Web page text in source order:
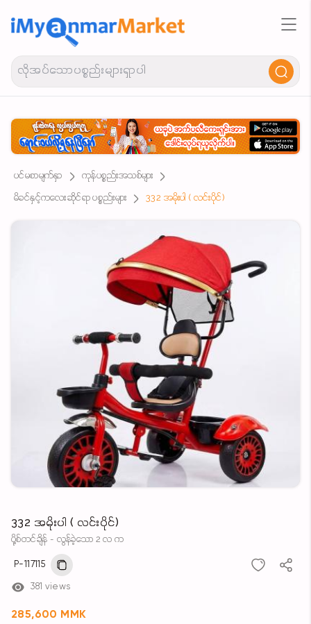
ပင်မစာမျက်နှာ
ကုန်ပစ္စည်းအသစ်များ
မိခင်နှင့်ကလေးဆိုင်ရာ ပစ္စည်းများ
332 အမိုးပါ ( လင်းပိုင်)
332 အမိုးပါ ( လင်းပိုင်)
ပို့စ်တင်ချိန် - လွန်ခဲ့သော 2 လ က
P-117115
381 views
285,600 MMK